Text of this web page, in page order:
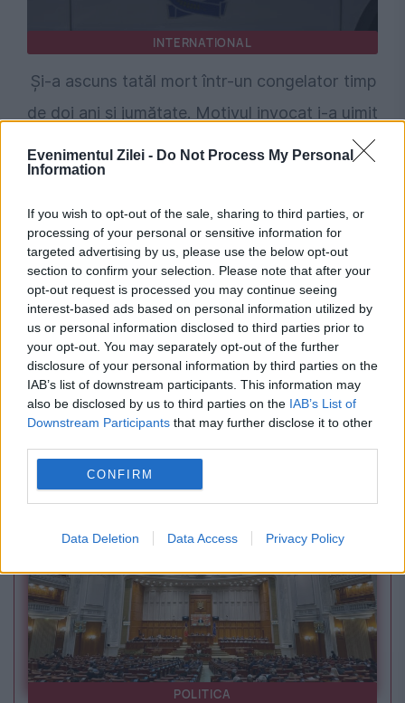
Evenimentul Zilei - Do Not Process My Personal
Information
If you wish to opt-out of the sale, sharing to third parties, or
processing of your personal or sensitive information for
targeted advertising by us, please use the below opt-out
section to confirm your selection. Please note that after your
opt-out request is processed you may continue seeing
interest-based ads based on personal information utilized by
us or personal information disclosed to third parties prior to
your opt-out. You may separately opt-out of the further
disclosure of your personal information by third parties on the
IAB’s list of downstream participants. This information may
also be disclosed by us to third parties on the IAB’s List of
Downstream Participants that may further disclose it to other
CONFIRM
Data Deletion Data Access Privacy Policy
INTERNATIONAL
Și-a ascuns tatăl mort într-un congelator timp
de doi ani și jumătate. Motivul invocat i-a uimit
INTERNATIONAL
Primele decese provocate de ciclozporiază,
POLITICA